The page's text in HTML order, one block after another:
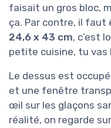
faisait un gros bloc,
ça. Par contre, il faut
24,6 x 43 cm, c’est
petite cuisine, tu vas
Le dessus est
et une fenêtre
œil sur les glaçons
réalité, on regarde